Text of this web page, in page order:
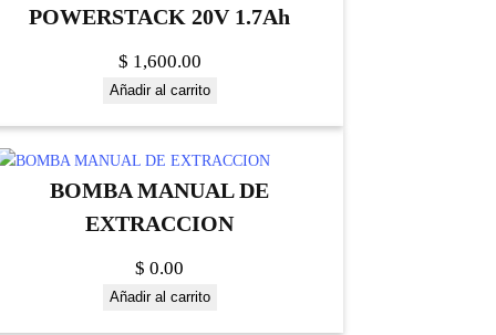
POWERSTACK 20V 1.7Ah
$ 1,600.00
Añadir al carrito
BOMBA MANUAL DE
EXTRACCION
$ 0.00
Añadir al carrito